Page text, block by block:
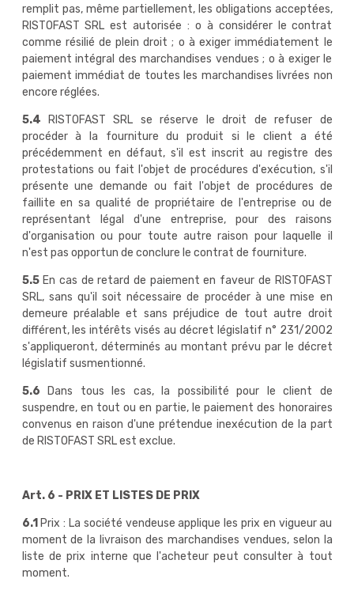
remplit pas, même partiellement, les obligations acceptées,
RISTOFAST SRL est autorisée : o à considérer le contrat
comme résilié de plein droit ; o à exiger immédiatement le
paiement intégral des marchandises vendues ; o à exiger le
paiement immédiat de toutes les marchandises livrées non
encore réglées.
5.4 RISTOFAST SRL se réserve le droit de refuser de
procéder à la fourniture du produit si le client a été
précédemment en défaut, s'il est inscrit au registre des
protestations ou fait l'objet de procédures d'exécution, s'il
présente une demande ou fait l'objet de procédures de
faillite en sa qualité de propriétaire de l'entreprise ou de
représentant légal d'une entreprise, pour des raisons
d'organisation ou pour toute autre raison pour laquelle il
n'est pas opportun de conclure le contrat de fourniture.
5.5En cas de retard de paiement en faveur de RISTOFAST
SRL, sans qu'il soit nécessaire de procéder à une mise en
demeure préalable et sans préjudice de tout autre droit
différent, les intérêts visés au décret législatif n° 231/2002
s'appliqueront, déterminés au montant prévu par le décret
législatif susmentionné.
5.6 Dans tous les cas, la possibilité pour le client de
suspendre, en tout ou en partie, le paiement des honoraires
convenus en raison d'une prétendue inexécution de la part
de RISTOFAST SRL est exclue.
Art. 6 - PRIX ET LISTES DE PRIX
6.1 Prix : La société vendeuse applique les prix en vigueur au
moment de la livraison des marchandises vendues, selon la
liste de prix interne que l'acheteur peut consulter à tout
moment.